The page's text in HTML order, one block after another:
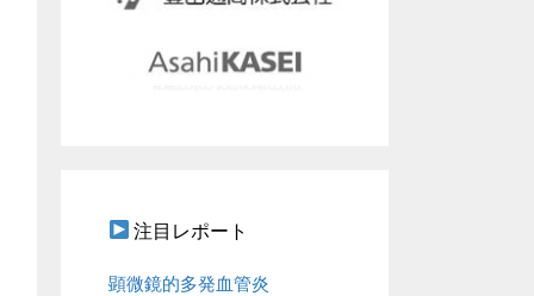
注目レポート
顕微鏡的多発血管炎